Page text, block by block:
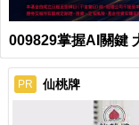
009829掌握AI關鍵
PR 仙桃牌